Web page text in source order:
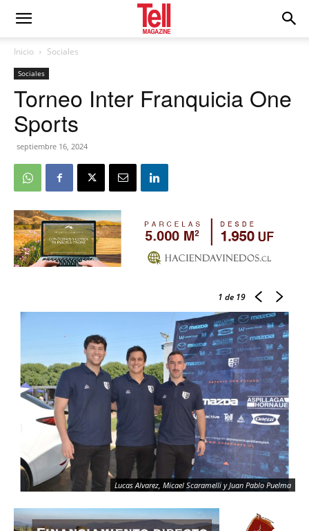
Inicio Sociales
Sociales
Torneo Inter Franquicia One
Sports
septiembre 16, 2024
1 de 19
Lucas Alvarez, Micael Scaramelli y Juan Pablo Puelma